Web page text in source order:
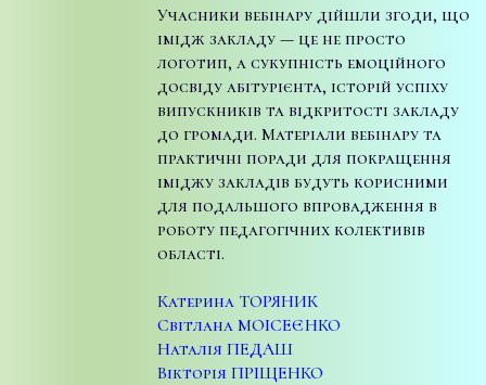
Учасники вебінару дійшли згоди, що
імідж закладу — це не просто
логотип, а сукупність емоційного
досвіду абітурієнта, історій успіху
випускників та відкритості закладу
до громади. Матеріали вебінару та
практичні поради для покращення
іміджу закладів будуть корисними
для подальшого впровадження в
роботу педагогічних колективів
області.
Катерина ТОРЯНИК
Світлана МОІСЕЄНКО
Наталія ПЕДАШ
Вікторія ПРІЩЕНКО